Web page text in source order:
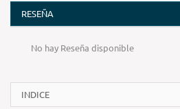
RESEÑA
No hay Reseña disponible
INDICE